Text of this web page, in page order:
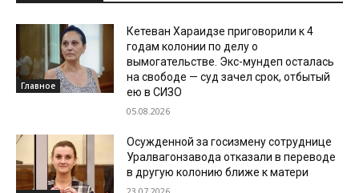
Главное
Кетеван Хараидзе приговорили к 4
годам колонии по делу о
вымогательстве. Экс-мундеп осталась
на свободе — суд зачел срок, отбытый
ею в СИЗО
05.08.2026
Осужденной за госизмену сотруднице
Уралвагонзавода отказали в переводе
в другую колонию ближе к матери